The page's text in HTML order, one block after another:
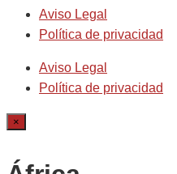
Aviso Legal
Política de privacidad
Aviso Legal
Política de privacidad
×